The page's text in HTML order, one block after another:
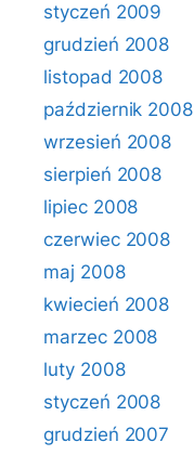
styczeń 2009
grudzień 2008
listopad 2008
październik 2008
wrzesień 2008
sierpień 2008
lipiec 2008
czerwiec 2008
maj 2008
kwiecień 2008
marzec 2008
luty 2008
styczeń 2008
grudzień 2007